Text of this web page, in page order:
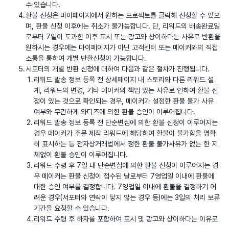
수 있습니다.
환불 신청은 마이페이지에서 원하는 프로젝트를 클릭해 신청할 수 있으
며, 환불 신청 이후에는 취소가 불가능합니다. 단, 리워드의 배송완료일
로부터 7일이 도과한 이후 표시 또는 광고와 상이하다는 사유로 반환을
원하시는 경우에는 마이페이지가 아닌 고객센터 또는 메이커와의 직접
소통을 통하여 개별 반환신청이 가능합니다.
서포터의 개별 반환 신청에 대하여 다음과 같은 절차가 진행됩니다.
리워드 발송 정보 등록 전 상세페이지 내 스토리와 다른 리워드 설
계, 리워드의 변경, 기타 메이커의 책임 있는 사유로 인하여 환불 신
청이 있는 것으로 확인되는 경우, 메이커가 설정한 환불 불가 사유
여부와 무관하게 와디즈에 의한 환불 승인이 이루어집니다.
리워드 발송 정보 등록 전 단순변심에 의한 환불 신청이 이루어지는
경우 메이커가 주문 제작 리워드에 해당하여 환불이 불가함을 명확
히 표시하는 등 전자상거래법에서 정한 환불 불가사유가 없는 한 지
체없이 환불 승인이 이루어집니다.
리워드 수령 후 7일 내 단순변심에 의한 환불 신청이 이루어지는 경
우 메이커는 환불 신청이 접수된 날로부터 7영업일 이내에 환불에
대한 승인 여부를 결정합니다. 7영업일 이내에 환불을 결정하기 어
려운 경우(서포터와 연락이 닿지 않는 경우 등)에는 3일의 처리 보류
기간을 요청할 수 있습니다.
리워드 수령 후 하자를 포함하여 표시 및 광고와 상이하다는 이유로